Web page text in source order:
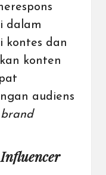
dalam
kontes dan
konten
audiens
brand
Influencer